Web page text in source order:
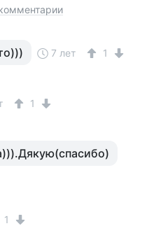
7 лет 1
1
1